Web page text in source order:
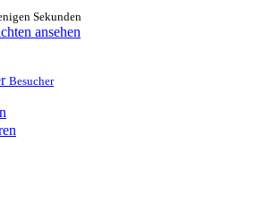
Sekunden
ansehen
Besucher